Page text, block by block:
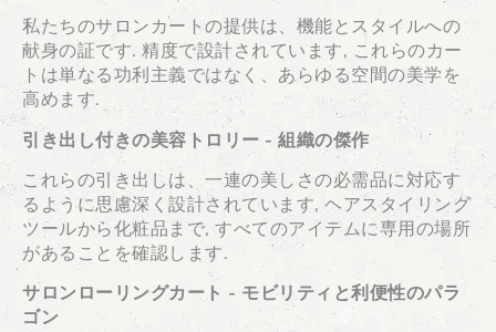
私たちのサロンカートの提供は、機能とスタイルへの
献身の証です. 精度で設計されています, これらのカー
トは単なる功利主義ではなく、あらゆる空間の美学を
高めます.
引き出し付きの美容トロリー - 組織の傑作
これらの引き出しは、一連の美しさの必需品に対応す
るように思慮深く設計されています, ヘアスタイリング
ツールから化粧品まで, すべてのアイテムに専用の場所
があることを確認します.
サロンローリングカート - モビリティと利便性のパラ
ゴン